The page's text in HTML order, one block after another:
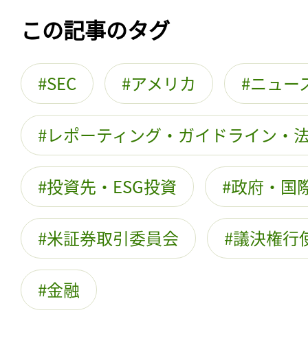
この記事のタグ
SEC アメリカ ニュー
レポーティング・ガイドライン・
投資先・ESG投資 政府・国
米証券取引委員会 議決権行
金融